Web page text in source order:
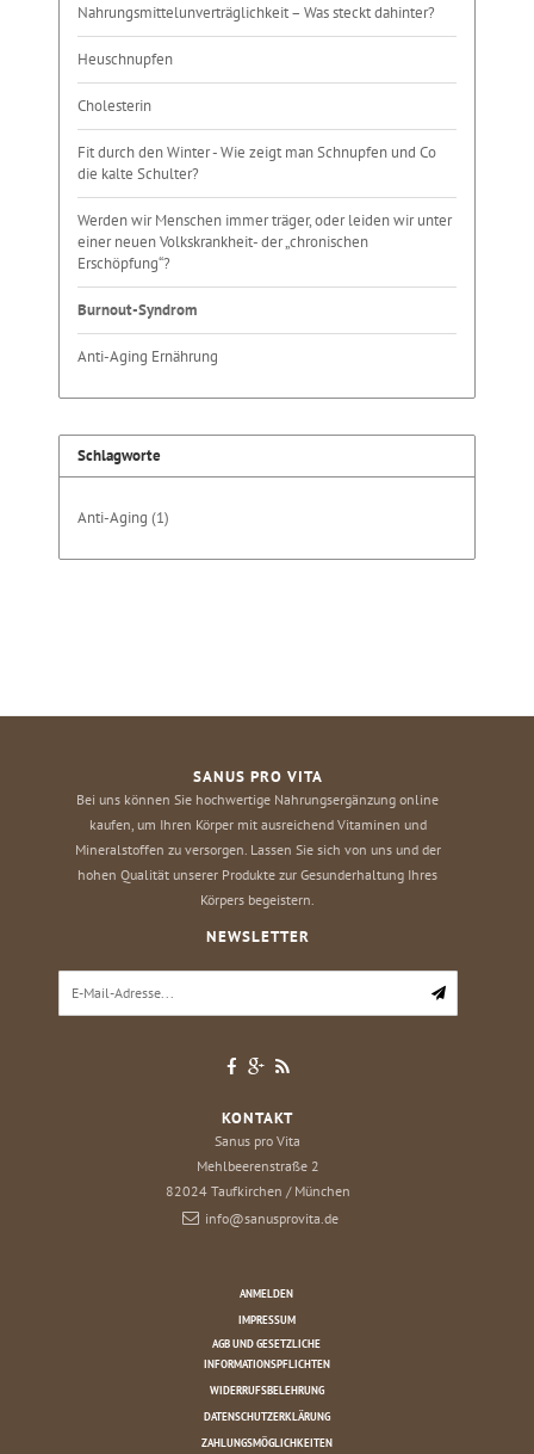
Nahrungsmittelunverträglichkeit – Was steckt dahinter?
Heuschnupfen
Cholesterin
Fit durch den Winter - Wie zeigt man Schnupfen und Co
die kalte Schulter?
Werden wir Menschen immer träger, oder leiden wir unter
einer neuen Volkskrankheit- der „chronischen
Erschöpfung“?
Burnout-Syndrom
Anti-Aging Ernährung
Schlagworte
Anti-Aging (1)
SANUS PRO VITA
Bei uns können Sie hochwertige Nahrungsergänzung online
kaufen, um Ihren Körper mit ausreichend Vitaminen und
Mineralstoffen zu versorgen. Lassen Sie sich von uns und der
hohen Qualität unserer Produkte zur Gesunderhaltung Ihres
Körpers begeistern.
NEWSLETTER
KONTAKT
Sanus pro Vita
Mehlbeerenstraße 2
82024 Taufkirchen / München
info@sanusprovita.de
ANMELDEN
IMPRESSUM
AGB UND GESETZLICHE
INFORMATIONSPFLICHTEN
WIDERRUFSBELEHRUNG
DATENSCHUTZERKLÄRUNG
ZAHLUNGSMÖGLICHKEITEN